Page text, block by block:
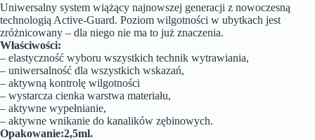
Uniwersalny system wiążący najnowszej generacji z nowoczesną
technologią Active-Guard. Poziom wilgotności w ubytkach jest
zróżnicowany – dla niego nie ma to już znaczenia.
Właściwości:
– elastyczność wyboru wszystkich technik wytrawiania,
– uniwersalność dla wszystkich wskazań,
– aktywną kontrolę wilgotności
– wystarcza cienka warstwa materiału,
– aktywne wypełnianie,
– aktywne wnikanie do kanalików zębinowych.
Opakowanie:2,5ml.